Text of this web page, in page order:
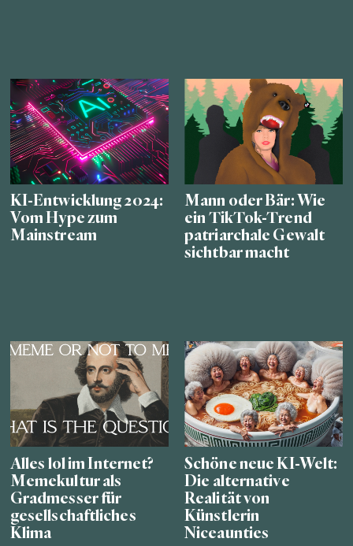
KI-Entwicklung 2024:
Vom Hype zum
Mainstream
Mann oder Bär: Wie
ein TikTok-Trend
patriarchale Gewalt
sichtbar macht
Alles lol im Internet?
Memekultur als
Gradmesser für
gesellschaftliches
Klima
Schöne neue KI-Welt:
Die alternative
Realität von
Künstlerin
Niceaunties